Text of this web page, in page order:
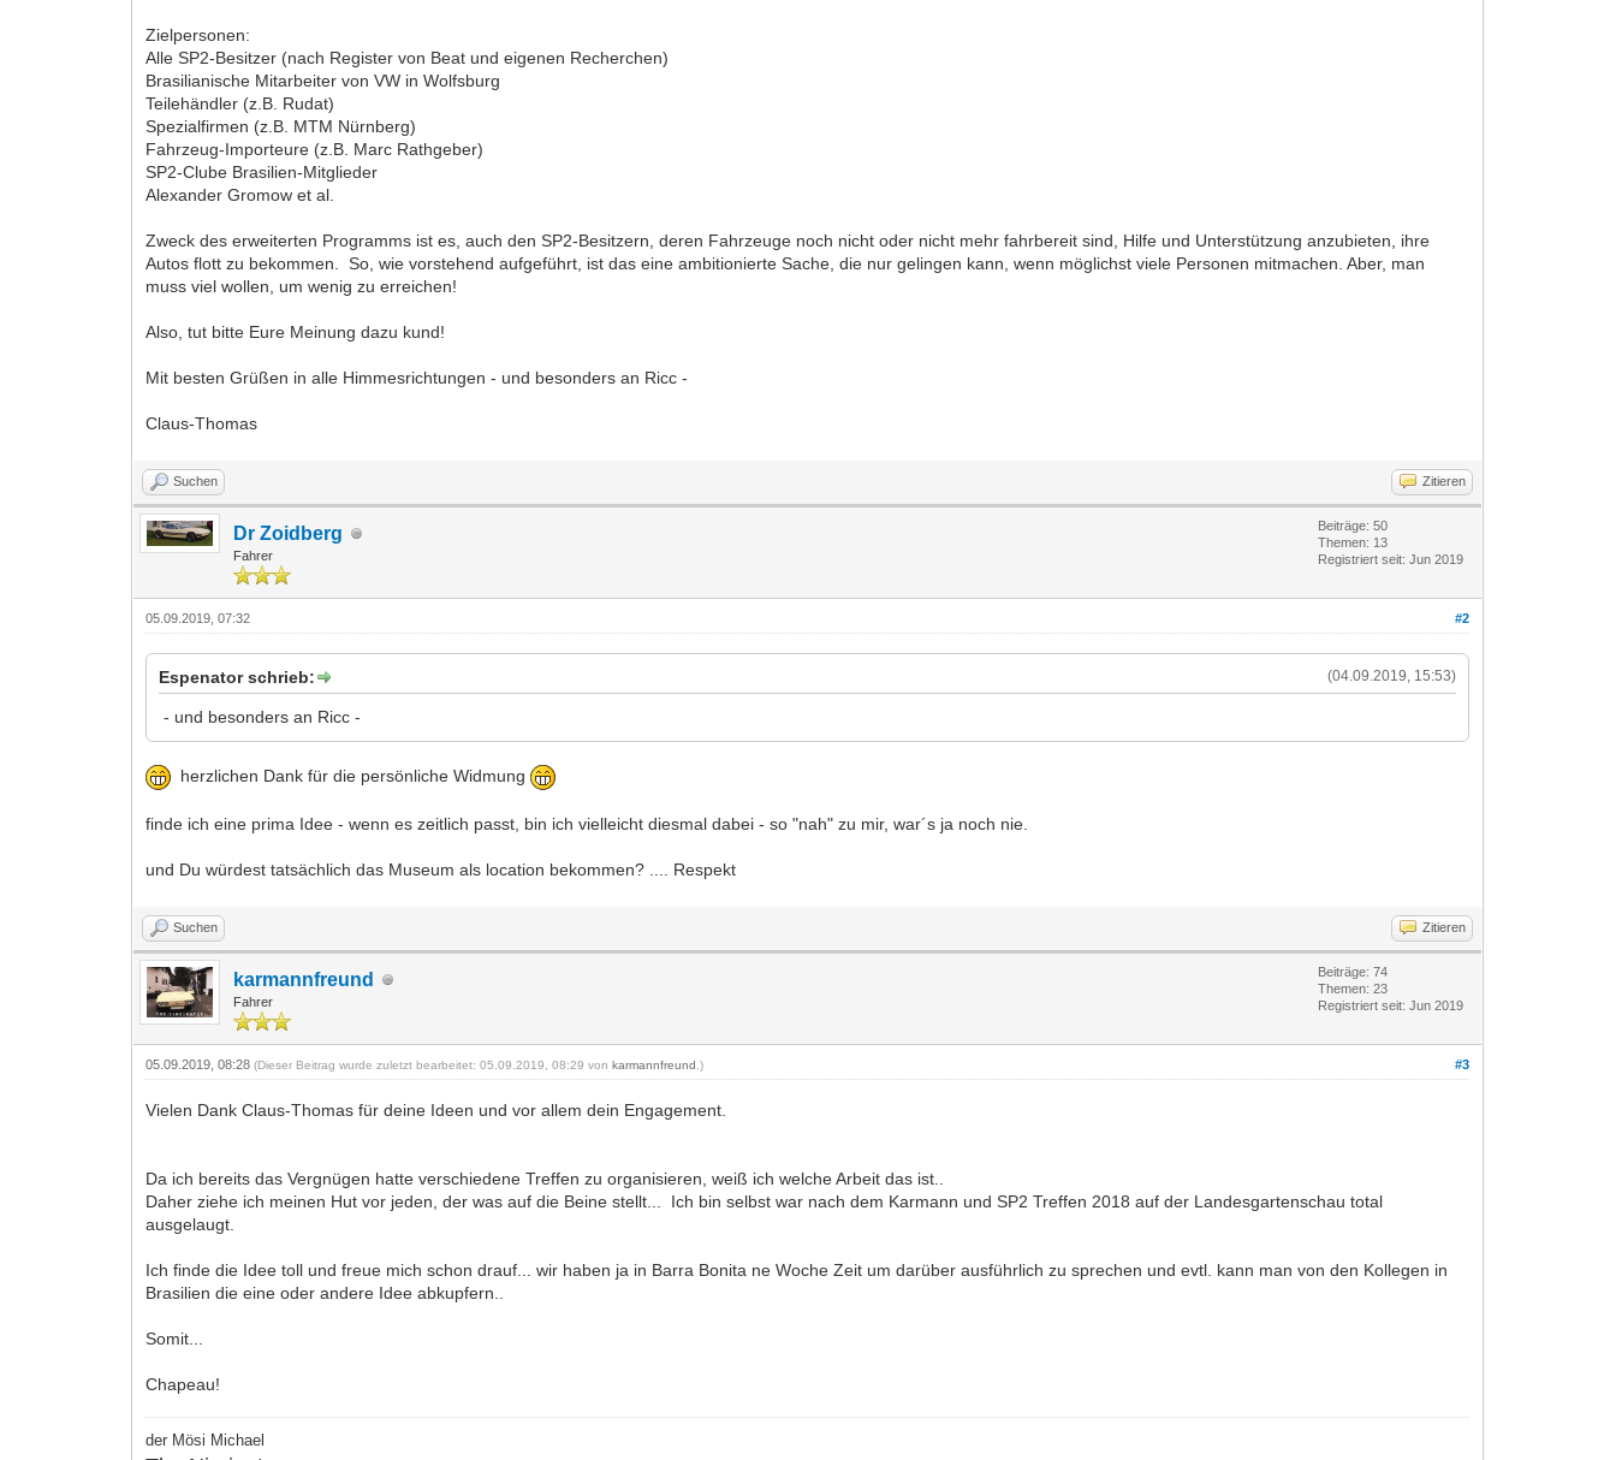
Zielpersonen:
Alle SP2-Besitzer (nach Register von Beat und eigenen Recherchen)
Brasilianische Mitarbeiter von VW in Wolfsburg
Teilehändler (z.B. Rudat)
Spezialfirmen (z.B. MTM Nürnberg)
Fahrzeug-Importeure (z.B. Marc Rathgeber)
SP2-Clube Brasilien-Mitglieder
Alexander Gromow et al.
Zweck des erweiterten Programms ist es, auch den SP2-Besitzern, deren Fahrzeuge noch nicht oder nicht mehr fahrbereit sind, Hilfe und Unterstützung anzubieten, ihre
Autos flott zu bekommen. So, wie vorstehend aufgeführt, ist das eine ambitionierte Sache, die nur gelingen kann, wenn möglichst viele Personen mitmachen. Aber, man
muss viel wollen, um wenig zu erreichen!
Also, tut bitte Eure Meinung dazu kund!
Mit besten Grüßen in alle Himmesrichtungen - und besonders an Ricc -
Claus-Thomas
Suchen Zitieren
Dr Zoidberg
Fahrer
Beiträge: 50
Themen: 13
Registriert seit: Jun 2019
#2
05.09.2019, 07:32
(04.09.2019, 15:53)
Espenator schrieb:
- und besonders an Ricc -
herzlichen Dank für die persönliche Widmung
finde ich eine prima Idee - wenn es zeitlich passt, bin ich vielleicht diesmal dabei - so "nah" zu mir, war´s ja noch nie.
und Du würdest tatsächlich das Museum als location bekommen? .... Respekt
Suchen Zitieren
karmannfreund
Fahrer
Beiträge: 74
Themen: 23
Registriert seit: Jun 2019
#3
05.09.2019, 08:28(Dieser Beitrag wurde zuletzt bearbeitet: 05.09.2019, 08:29 vonkarmannfreund .)
Vielen Dank Claus-Thomas für deine Ideen und vor allem dein Engagement.
Da ich bereits das Vergnügen hatte verschiedene Treffen zu organisieren, weiß ich welche Arbeit das ist..
Daher ziehe ich meinen Hut vor jeden, der was auf die Beine stellt... Ich bin selbst war nach dem Karmann und SP2 Treffen 2018 auf der Landesgartenschau total
ausgelaugt.
Ich finde die Idee toll und freue mich schon drauf... wir haben ja in Barra Bonita ne Woche Zeit um darüber ausführlich zu sprechen und evtl. kann man von den Kollegen in
Brasilien die eine oder andere Idee abkupfern..
Somit...
Chapeau!
der Mösi Michael